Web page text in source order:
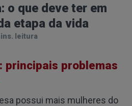
o que deve ter em
etapa da vida
leitura
principais problemas
possui mais mulheres do